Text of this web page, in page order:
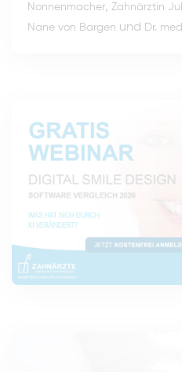
Nonnenmacher, Zahnärztin
Nane von Bargen und Dr.